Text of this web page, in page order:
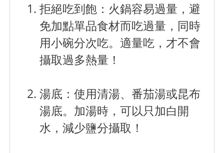
拒絕吃到飽： 火鍋容易過量，避
免加點單品食材而吃過量，同時
用小碗分次吃。適量吃，才不會
攝取過多熱量！
湯底 ：使用清湯、番茄湯或昆布
湯底。加湯時，可以只加白開
水，減少鹽分攝取！